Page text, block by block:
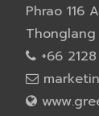
Phrao 116
Thonglang
+66